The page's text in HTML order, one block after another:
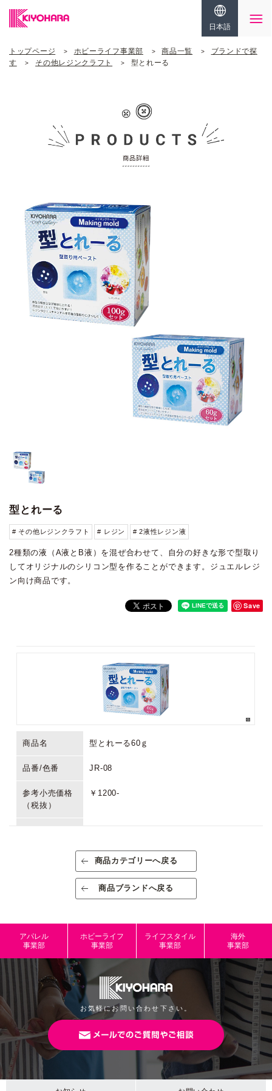
日本語
トップページ ホビーライフ事業部 商品一覧
ブランドで探
す
その他レジンクラフト 型とれーる
型とれーる
# その他レジンクラフト # レジン # 2液性レジン液
2種類の液（A液とB液）を混ぜ合わせて、自分の好きな形で型取り
してオリジナルのシリコン型を作ることができます。ジュエルレジ
ン向け商品です。
Save
商品名 型とれーる60ｇ
品番/色番 JR-08
参考小売価格
（税抜）
￥1200-
シリコン
出荷単位：1
イズ
本体サイズ
JANコード 4965492725854
商品カテゴリーへ戻る
商品ブランドへ戻る
アパレル
事業部
ホビーライフ
事業部
ライフスタイル
事業部
海外
事業部
お気軽にお問い合わせ下さい。